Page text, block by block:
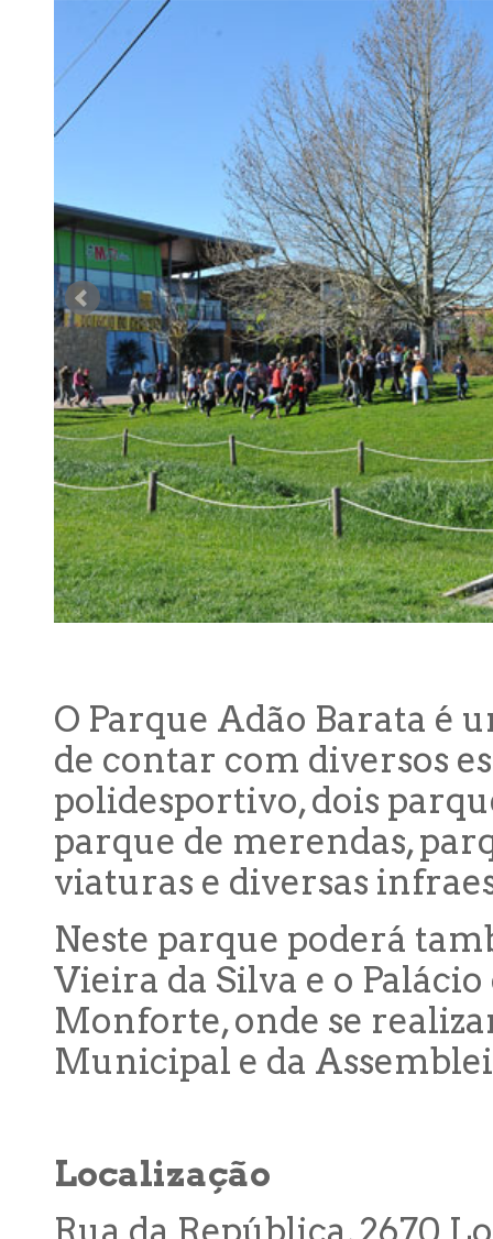
O Parque Adão Barata é
de contar com diversos
polidesportivo, dois
parque de merendas,
viaturas e diversas
Neste parque poderá
Vieira da Silva e o
Monforte, onde se
Municipal e da
Localização